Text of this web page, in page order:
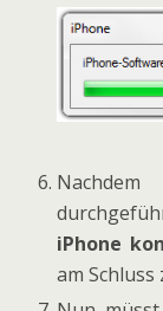
iPhone
am